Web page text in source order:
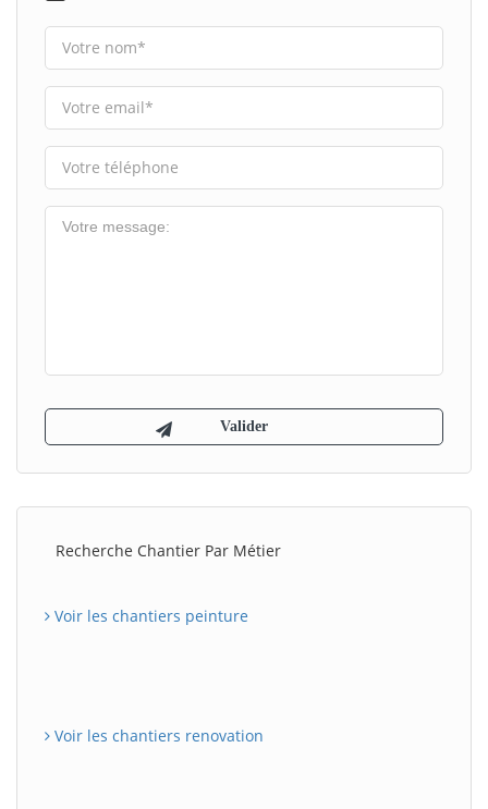
Recherche Chantier Par Métier
Voir les chantiers peinture
Voir les chantiers renovation